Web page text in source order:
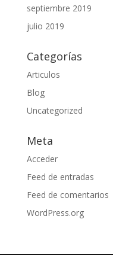
septiembre 2019
julio 2019
Categorías
Articulos
Blog
Uncategorized
Meta
Acceder
Feed de entradas
Feed de comentarios
WordPress.org